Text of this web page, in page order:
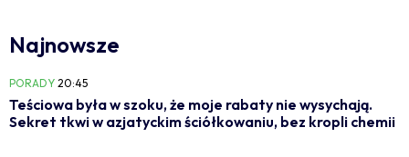
Najnowsze
PORADY 20:45
Teściowa była w szoku, że moje rabaty nie wysychają.
Sekret tkwi w azjatyckim ściółkowaniu, bez kropli chemii